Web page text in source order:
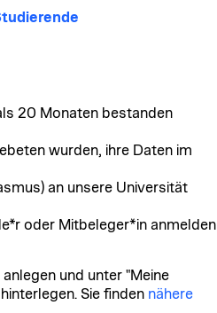
20 Monaten bestanden
wurden, ihre Daten im
an unsere Universität
oder Mitbeleger*in anmelden
und unter "Meine
Sie finden nähere